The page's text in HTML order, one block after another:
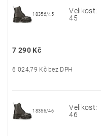
18356/45
Velikost:
45
7 290 Kč
6 024,79 Kč bez DPH
18356/46
Velikost:
46